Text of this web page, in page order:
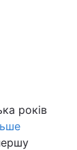
років